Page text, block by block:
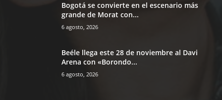
Bogotá se convierte en el escenario más
grande de Morat con...
6 agosto, 2026
Beéle llega este 28 de noviembre al Davi
Arena con «Borondo...
6 agosto, 2026